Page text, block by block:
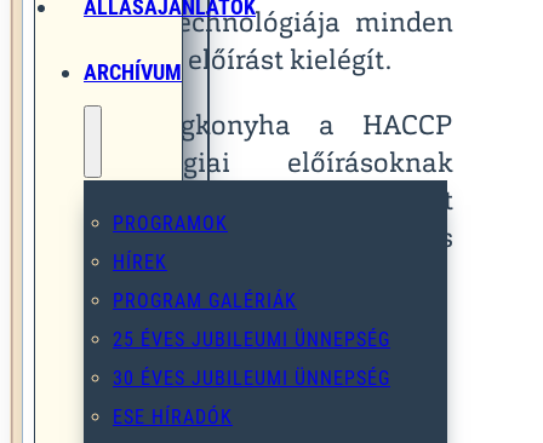
ÁLLÁSAJÁNLATOK
ARCHÍVUM
PROGRAMOK
HÍREK
PROGRAM GALÉRIÁK
25 ÉVES JUBILEUMI ÜNNEPSÉG
30 ÉVES JUBILEUMI ÜNNEPSÉG
ESE HÍRADÓK
konyhatechnológiája minden
hatósági előírást kielégít.
A melegkonyha a HACCP
technológiai előírásoknak
megfelelően működik a hét
minden napján, vasárnap és
ünnepnapokon is.
A főzőkonyha alapfeladatai